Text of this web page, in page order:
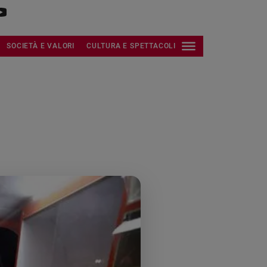
SOCIETÀ E VALORI CULTURA E SPETTACOLI